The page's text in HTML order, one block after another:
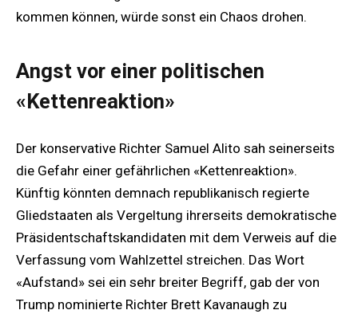
kommen können, würde sonst ein Chaos drohen.
Angst vor einer politischen
«Kettenreaktion»
Der konservative Richter Samuel Alito sah seinerseits
die Gefahr einer gefährlichen «Kettenreaktion».
Künftig könnten demnach republikanisch regierte
Gliedstaaten als Vergeltung ihrerseits demokratische
Präsidentschaftskandidaten mit dem Verweis auf die
Verfassung vom Wahlzettel streichen. Das Wort
«Aufstand» sei ein sehr breiter Begriff, gab der von
Trump nominierte Richter Brett Kavanaugh zu